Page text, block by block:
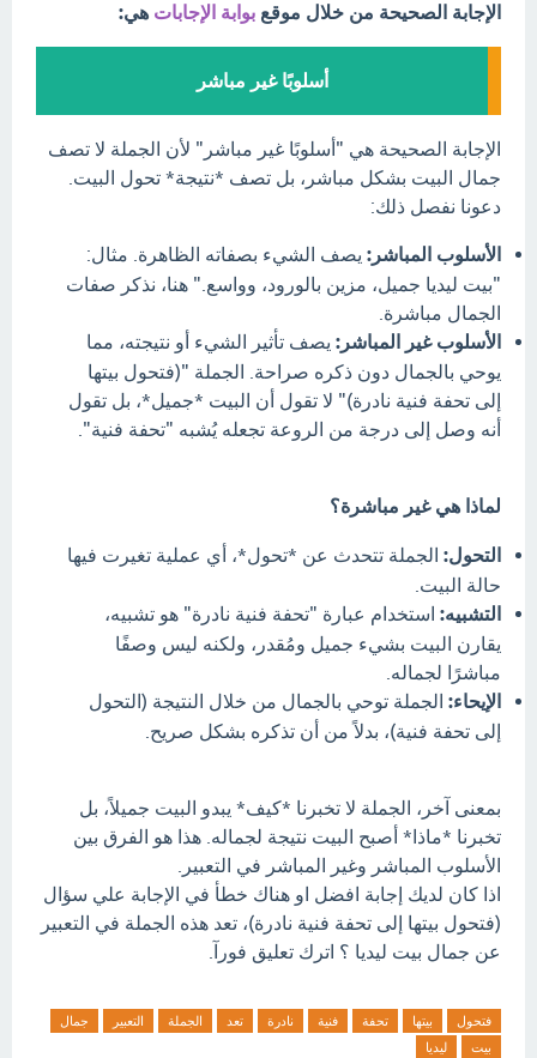
الإجابة الصحيحة من خلال موقع بوابة الإجابات هي:
أسلوبًا غير مباشر
الإجابة الصحيحة هي "أسلوبًا غير مباشر" لأن الجملة لا تصف
جمال البيت بشكل مباشر، بل تصف *نتيجة* تحول البيت.
دعونا نفصل ذلك:
الأسلوب المباشر: يصف الشيء بصفاته الظاهرة. مثال:
"بيت ليديا جميل، مزين بالورود، وواسع." هنا، نذكر صفات
الجمال مباشرة.
الأسلوب غير المباشر: يصف تأثير الشيء أو نتيجته، مما
يوحي بالجمال دون ذكره صراحة. الجملة "(فتحول بيتها
إلى تحفة فنية نادرة)" لا تقول أن البيت *جميل*، بل تقول
أنه وصل إلى درجة من الروعة تجعله يُشبه "تحفة فنية".
لماذا هي غير مباشرة؟
التحول: الجملة تتحدث عن *تحول*، أي عملية تغيرت فيها
حالة البيت.
التشبيه: استخدام عبارة "تحفة فنية نادرة" هو تشبيه،
يقارن البيت بشيء جميل ومُقدر، ولكنه ليس وصفًا
مباشرًا لجماله.
الإيحاء: الجملة توحي بالجمال من خلال النتيجة (التحول
إلى تحفة فنية)، بدلاً من أن تذكره بشكل صريح.
بمعنى آخر، الجملة لا تخبرنا *كيف* يبدو البيت جميلاً، بل
تخبرنا *ماذا* أصبح البيت نتيجة لجماله. هذا هو الفرق بين
الأسلوب المباشر وغير المباشر في التعبير.
اذا كان لديك إجابة افضل او هناك خطأ في الإجابة علي سؤال
(فتحول بيتها إلى تحفة فنية نادرة)، تعد هذه الجملة في التعبير
عن جمال بيت ليديا ؟ اترك تعليق فورآ.
فتحول بيتها تحفة فنية نادرة تعد الجملة التعبير
جمال
بيت
ليديا